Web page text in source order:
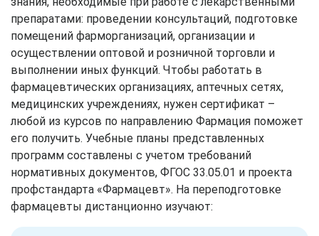
препаратами: проведении консультаций, подготовке
помещений фарморганизаций, организации и
осуществлении оптовой и розничной торговли и
выполнении иных функций. Чтобы работать в
фармацевтических организациях, аптечных сетях,
медицинских учреждениях, нужен сертификат –
любой из курсов по направлению Фармация поможет
его получить. Учебные планы представленных
программ составлены с учетом требований
нормативных документов, ФГОС 33.05.01 и проекта
профстандарта «Фармацевт». На переподготовке
фармацевты дистанционно изучают: